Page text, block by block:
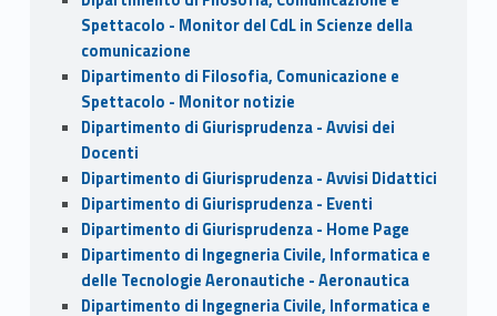
Spettacolo - Monitor del CdL in Scienze della
comunicazione
Dipartimento di Filosofia, Comunicazione e
Spettacolo - Monitor notizie
Dipartimento di Giurisprudenza - Avvisi dei
Docenti
Dipartimento di Giurisprudenza - Avvisi Didattici
Dipartimento di Giurisprudenza - Eventi
Dipartimento di Giurisprudenza - Home Page
Dipartimento di Ingegneria Civile, Informatica e
delle Tecnologie Aeronautiche - Aeronautica
Dipartimento di Ingegneria Civile, Informatica e